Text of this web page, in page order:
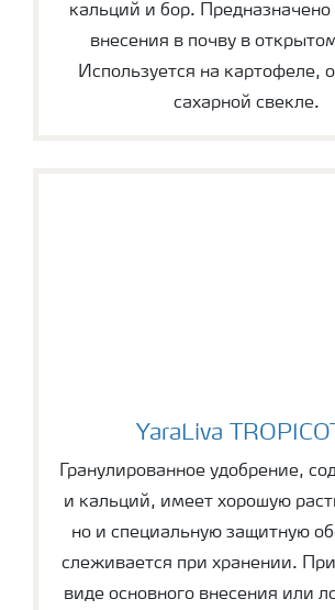
кальций и бор. Предназначено
внесения в почву в
Используется на картофеле,
сахарной свекле.
YaraLiva
Гранулированное удобрение,
и кальций, имеет хорошую
но и специальную защитную
слеживается при хранении.
виде основного внесения или